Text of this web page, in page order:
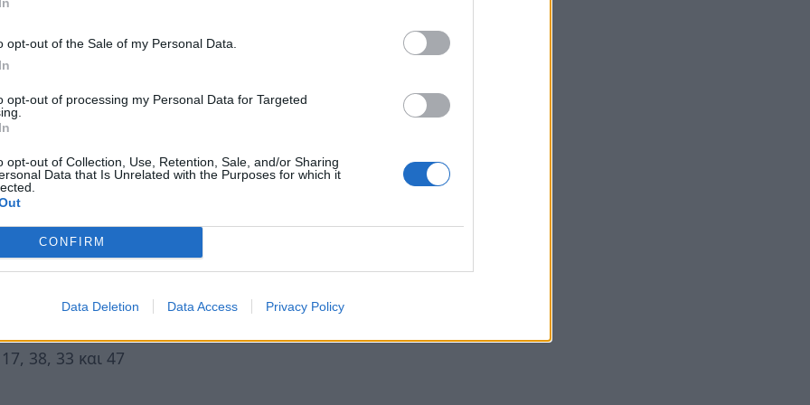
opt-out of the Sale of my Personal Data.
opt-out of processing my Personal Data for Targeted
opt-out of Collection, Use, Retention, Sale, and/or Sharing
Data that Is Unrelated with the Purposes for which it
CONFIRM
Data Deletion Data Access Privacy Policy
με τον Δία από τον 2
μπορούν να λειτουργήσουν τελικά υπέρ
ζητήματα. Παρότι εξωτερικά μπορεί
κλειστά τα χαρτιά σου, μέσα σου
τρόπους να χτίσεις μεγαλύτερη
εξάγωνο βοηθά να βρεθούν λύσεις σε
συζητήσεις ή ακόμη και
λειτουργούν διακριτικά υπέρ σου.
δυνατή και μπορείς πιο εύκολα να
γύρω σου χωρίς να χρειάζονται
38, 33 και 47